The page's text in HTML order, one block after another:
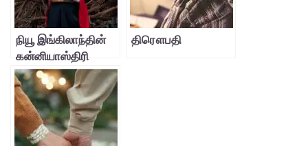
நியூ இங்கிலாந்தின்
கன்னியாஸ்திரி
திரௌபதி